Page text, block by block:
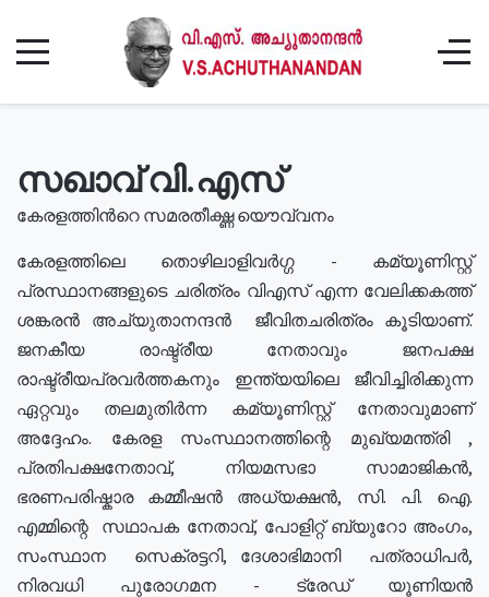
സഖാവ് വി.എസ്
കേരളത്തിൻറെ സമരതീക്ഷ്ണ യൌവ്വനം
കേരളത്തിലെ തൊഴിലാളിവർഗ്ഗ - കമ്യൂണിസ്റ്റ്
പ്രസ്ഥാനങ്ങളുടെ ചരിത്രം വിഎസ് എന്ന വേലിക്കകത്ത്
ശങ്കരൻ അച്യുതാനന്ദൻ ജീവിതചരിത്രം കൂടിയാണ്.
ജനകീയ രാഷ്ട്രീയ നേതാവും ജനപക്ഷ
രാഷ്ട്രീയപ്രവർത്തകനും ഇന്ത്യയിലെ ജീവിച്ചിരിക്കുന്ന
ഏറ്റവും തലമുതിർന്ന കമ്യൂണിസ്റ്റ് നേതാവുമാണ്
അദ്ദേഹം. കേരള സംസ്ഥാനത്തിന്റെ മുഖ്യമന്ത്രി ,
പ്രതിപക്ഷനേതാവ്, നിയമസഭാ സാമാജികൻ,
ഭരണപരിഷ്കാര കമ്മീഷൻ അധ്യക്ഷൻ, സി. പി. ഐ.
എമ്മിന്റെ സഥാപക നേതാവ്, പോളിറ്റ് ബ്യുറോ അംഗം,
സംസ്ഥാന സെക്രട്ടറി, ദേശാഭിമാനി പത്രാധിപർ,
നിരവധി പുരോഗമന - ട്രേഡ് യൂണിയൻ